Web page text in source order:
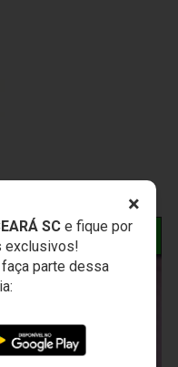
×
SCe fique por
exclusivos!
parte dessa